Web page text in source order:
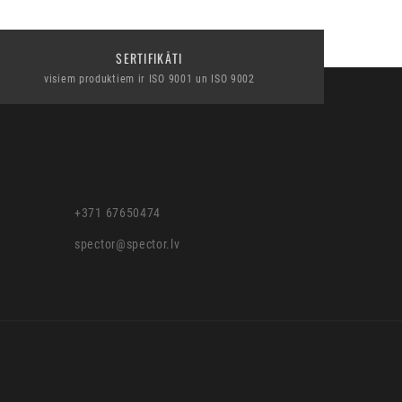
SERTIFIKĀTI
visiem produktiem ir ISO 9001 un ISO 9002
+371 67650474
spector@spector.lv